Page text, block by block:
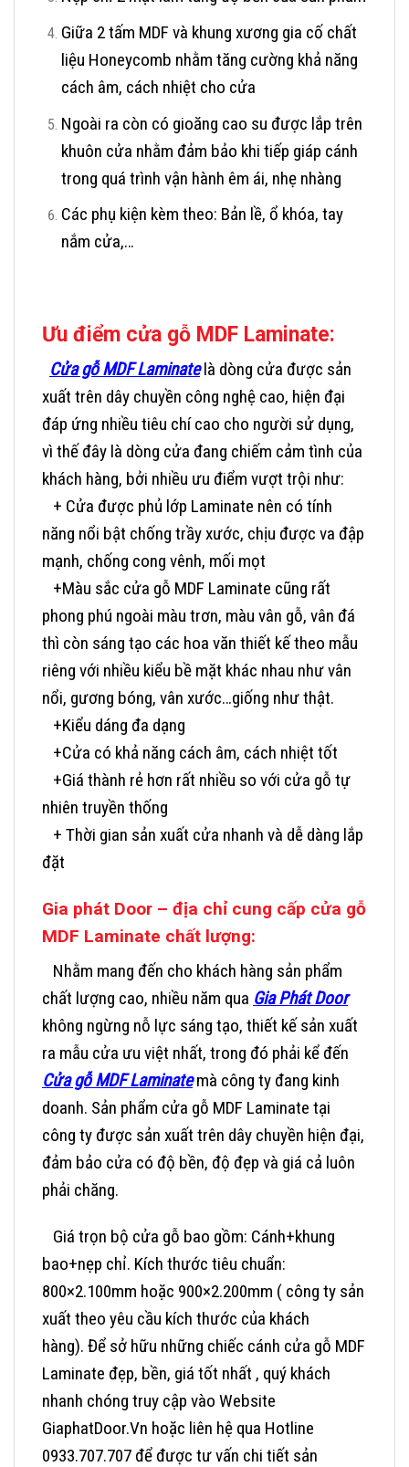
Giữa 2 tấm MDF và khung xương gia cố chất
liệu Honeycomb nhằm tăng cường khả năng
cách âm, cách nhiệt cho cửa
Ngoài ra còn có gioăng cao su được lắp trên
khuôn cửa nhằm đảm bảo khi tiếp giáp cánh
trong quá trình vận hành êm ái, nhẹ nhàng
Các phụ kiện kèm theo: Bản lề, ổ khóa, tay
nắm cửa,…
Ưu điểm cửa gỗ MDF Laminate:
Cửa gỗ MDF Laminatelà dòng cửa được sản
xuất trên dây chuyền công nghệ cao, hiện đại
đáp ứng nhiều tiêu chí cao cho người sử dụng,
vì thế đây là dòng cửa đang chiếm cảm tình của
khách hàng, bởi nhiều ưu điểm vượt trội như:
+ Cửa được phủ lớp Laminate nên có tính
năng nổi bật chống trầy xước, chịu được va đập
mạnh, chống cong vênh, mối mọt
+Màu sắc cửa gỗ MDF Laminate cũng rất
phong phú ngoài màu trơn, màu vân gỗ, vân đá
thì còn sáng tạo các hoa văn thiết kế theo mẫu
riêng với nhiều kiểu bề mặt khác nhau như vân
nổi, gương bóng, vân xước…giống như thật.
+Kiểu dáng đa dạng
+Cửa có khả năng cách âm, cách nhiệt tốt
+Giá thành rẻ hơn rất nhiều so với cửa gỗ tự
nhiên truyền thống
+ Thời gian sản xuất cửa nhanh và dễ dàng lắp
đặt
Gia phát Door – địa chỉ cung cấp cửa gỗ
MDF Laminate chất lượng:
Nhằm mang đến cho khách hàng sản phẩm
chất lượng cao, nhiều năm qua Gia Phát Door
không ngừng nỗ lực sáng tạo, thiết kế sản xuất
ra mẫu cửa ưu việt nhất, trong đó phải kể đến
Cửa gỗ MDF Laminatemà công ty đang kinh
doanh. Sản phẩm cửa gỗ MDF Laminate tại
công ty được sản xuất trên dây chuyền hiện đại,
đảm bảo cửa có độ bền, độ đẹp và giá cả luôn
phải chăng.
Giá trọn bộ cửa gỗ bao gồm: Cánh+khung
bao+nẹp chỉ. Kích thước tiêu chuẩn:
800×2.100mm hoặc 900×2.200mm ( công ty sản
xuất theo yêu cầu kích thước của khách
hàng). Để sở hữu những chiếc cánh cửa gỗ MDF
Laminate đẹp, bền, giá tốt nhất , quý khách
nhanh chóng truy cập vào Website
GiaphatDoor.Vn hoặc liên hệ qua Hotline
0933.707.707 để được tư vấn chi tiết sản